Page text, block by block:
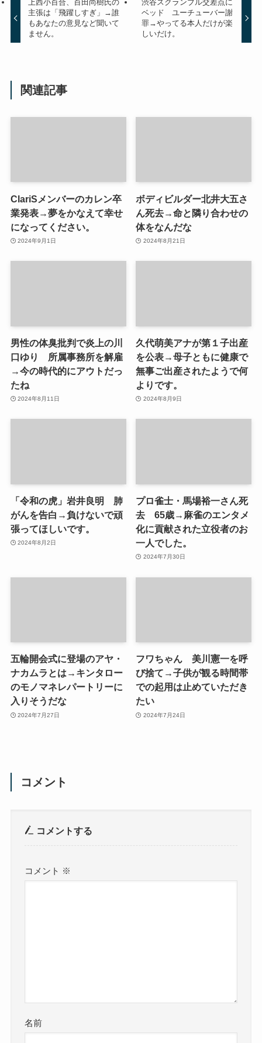
上西小百合、百田尚樹氏の
主張は「飛躍しすぎ」→誰
もあなたの意見など聞いて
ません。
渋谷スクランブル交差点に
ベッド ユーチューバー謝
罪→やってる本人だけが楽
しいだけ。
関連記事
ClariSメンバーのカレン卒
業発表→夢をかなえて幸せ
になってください。
2024年9月1日
ボディビルダー北井大五さ
ん死去→命と隣り合わせの
体をなんだな
2024年8月21日
男性の体臭批判で炎上の川
口ゆり 所属事務所を解雇
→今の時代的にアウトだっ
たね
2024年8月11日
久代萌美アナが第１子出産
を公表→母子ともに健康で
無事ご出産されたようで何
よりです。
2024年8月9日
「令和の虎」岩井良明 肺
がんを告白→負けないで頑
張ってほしいです。
2024年8月2日
プロ雀士・馬場裕一さん死
去 65歳→麻雀のエンタメ
化に貢献された立役者のお
一人でした。
2024年7月30日
五輪開会式に登場のアヤ・
ナカムラとは→キンタロー
のモノマネレパートリーに
入りそうだな
2024年7月27日
フワちゃん 美川憲一を呼
び捨て→子供が観る時間帯
での起用は止めていただき
たい
2024年7月24日
コメント
コメントする
コメント ※
名前